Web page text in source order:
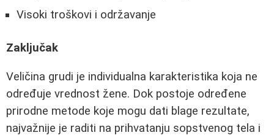
Visoki troškovi i održavanje
Zaključak
Veličina grudi je individualna karakteristika koja ne
određuje vrednost žene. Dok postoje određene
prirodne metode koje mogu dati blage rezultate,
najvažnije je raditi na prihvatanju sopstvenog tela i